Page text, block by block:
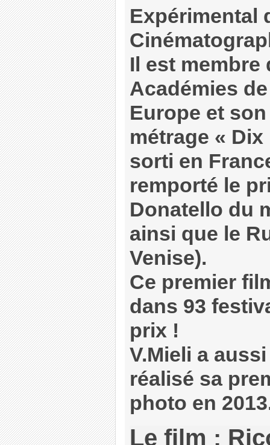
Expérimental
Il est membre
Académies
Europe et
métrage «
sorti en
remporté le
Donatello du
ainsi que le
Venise).
Ce premier
dans 93
prix !
V.Mieli a
réalisé sa
photo en
Le film :